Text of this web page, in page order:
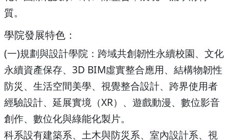
質。
學院發展特色：
(一)規劃與設計學院：跨域共創韌性永續校園、文化
永續資產保存、3D BIM虛實整合應用、結構物韌性
防災、生活空間美學、視覺整合設計、跨界使用者
經驗設計、延展實境（XR）、遊戲動漫、數位影音
創作、數位化與綠能化製片。
科系設有建築系、土木與防災系、室內設計系、視